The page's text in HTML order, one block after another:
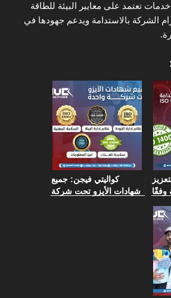
تعتمد على معايير البيئة للطاقة
الشركة بالاستدامة ويدعم جهودها في
وفقًا
كواليتي فيجن: جميع
شهادات الأيزو تحت شركة